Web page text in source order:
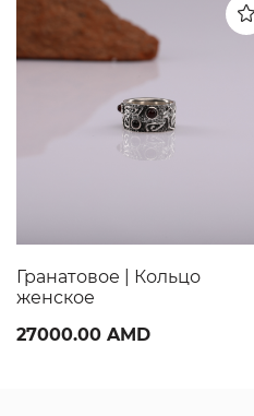
Гранатовое | Кольцо
женское
27000.00 AMD